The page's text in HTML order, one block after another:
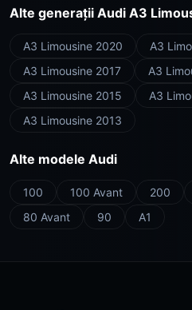
Alte generații Audi A3
A3 Limousine 2020
A3
A3 Limousine 2017
A3
A3 Limousine 2015
A3
A3 Limousine 2013
Alte modele Audi
100 100 Avant 200
80 Avant
90 A1